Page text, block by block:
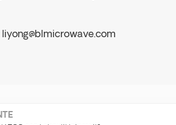
liyong@blmicrowave.com